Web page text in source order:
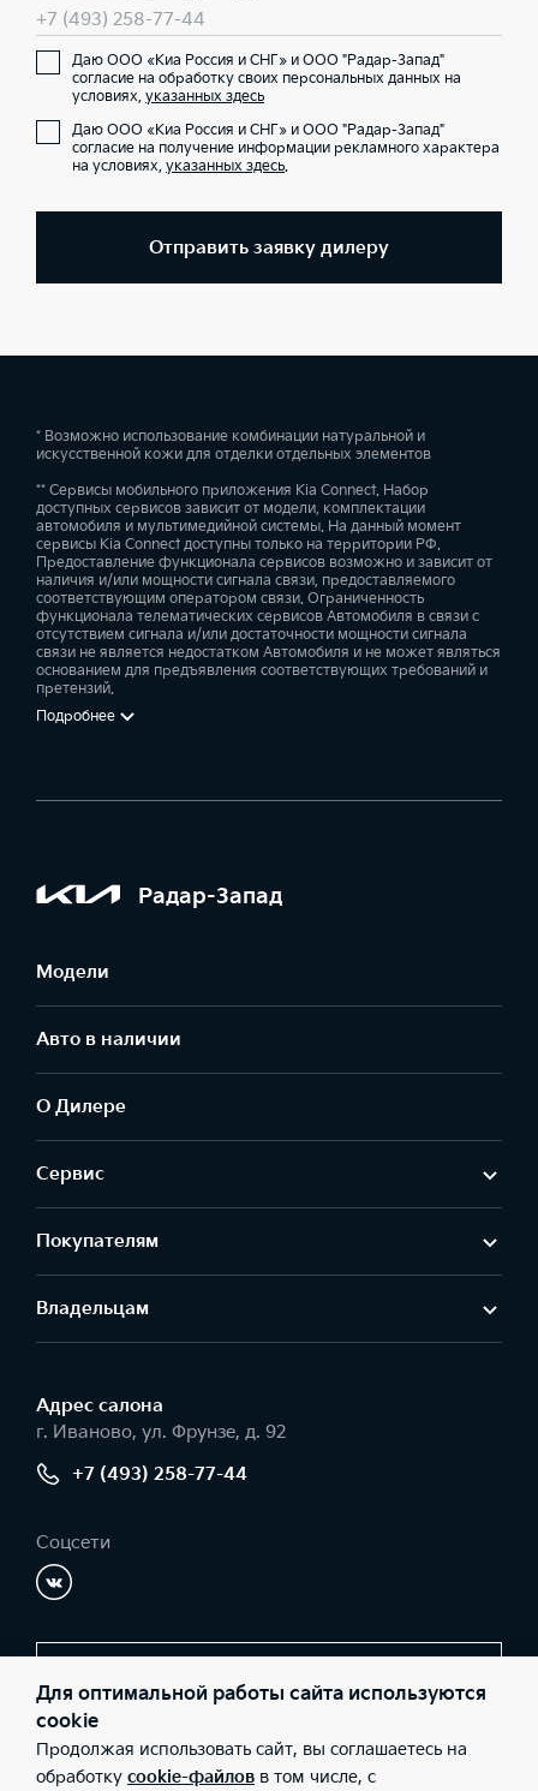
+7 (493) 258-77-44
Даю ООО «Киа Россия и СНГ» и ООО "Радар-Запад"
согласие на обработку своих персональных данных на
условиях, указанных здесь
Даю ООО «Киа Россия и СНГ» и ООО "Радар-Запад"
согласие на получение информации рекламного характера
на условиях, указанных здесь.
Отправить заявку дилеру
* Возможно использование комбинации натуральной и
искусственной кожи для отделки отдельных элементов
** Сервисы мобильного приложения Kia Connect. Набор
доступных сервисов зависит от модели, комплектации
автомобиля и мультимедийной системы. На данный момент
сервисы Kia Connect доступны только на территории РФ.
Предоставление функционала сервисов возможно и зависит от
наличия и/или мощности сигнала связи, предоставляемого
соответствующим оператором связи. Ограниченность
функционала телематических сервисов Автомобиля в связи с
отсутствием сигнала и/или достаточности мощности сигнала
связи не является недостатком Автомобиля и не может являться
основанием для предъявления соответствующих требований и
претензий.
Подробнее
Радар-Запад
Модели
Авто в наличии
О Дилере
Сервис
Покупателям
Владельцам
Адрес салонa
г. Иваново, ул. Фрунзе, д. 92
+7 (493) 258-77-44
Соцсети
© 2026 Юридические лица ООО "Радар-Запад" (Фактический
Для оптимальной работы сайта используются
cookie
Продолжая использовать сайт, вы соглашаетесь на
обработку cookie-файлов в том числе, с